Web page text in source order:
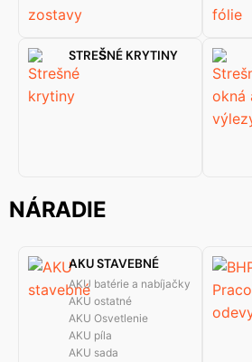
STREŠNÉ KRYTINY
NÁRADIE
AKU STAVEBNÉ
AKU batérie a nabíjačky
AKU ostatné
AKU Osvetlenie
AKU píla
AKU sada